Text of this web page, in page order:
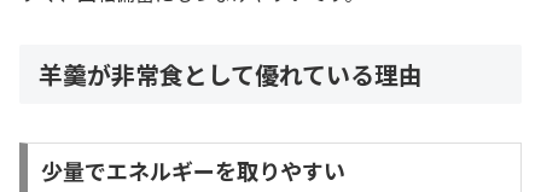
羊羹が非常食として優れている理由
少量でエネルギーを取りやすい